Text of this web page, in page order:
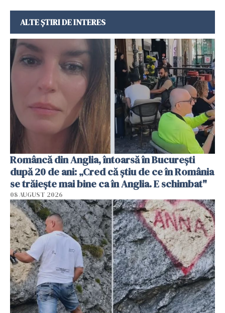
ALTE ȘTIRI DE INTERES
Româncă din Anglia, întoarsă în București
după 20 de ani: „Cred că știu de ce în România
se trăiește mai bine ca în Anglia. E schimbat"
08 AUGUST 2026